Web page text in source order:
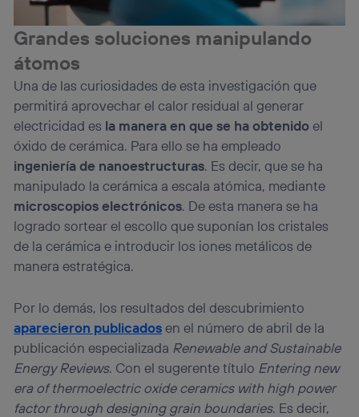
Grandes soluciones manipulando
átomos
Una de las curiosidades de esta investigación que
permitirá aprovechar el calor residual al generar
electricidad es la manera en que se ha obtenidoel
óxido de cerámica. Para ello se ha empleado
ingeniería de nanoestructuras. Es decir, que se ha
manipulado la cerámica a escala atómica, mediante
microscopios electrónicos. De esta manera se ha
logrado sortear el escollo que suponían los cristales
de la cerámica e introducir los iones metálicos de
manera estratégica.
Por lo demás, los resultados del descubrimiento
aparecieron publicadosen el número de abril de la
publicación especializada Renewable and Sustainable
Energy Reviews. Con el sugerente título Entering new
era of thermoelectric oxide ceramics with high power
factor through designing grain boundaries. Es decir,